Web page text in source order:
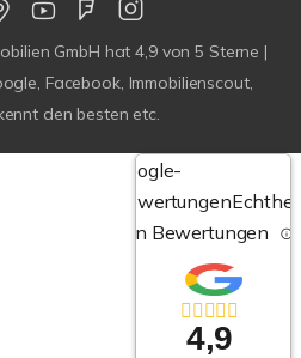
GmbH hat4,9von5 Sterne |
Facebook, Immobilienscout,
den besten etc.
Google-
Bewertungen
von Bewertungen
4,9